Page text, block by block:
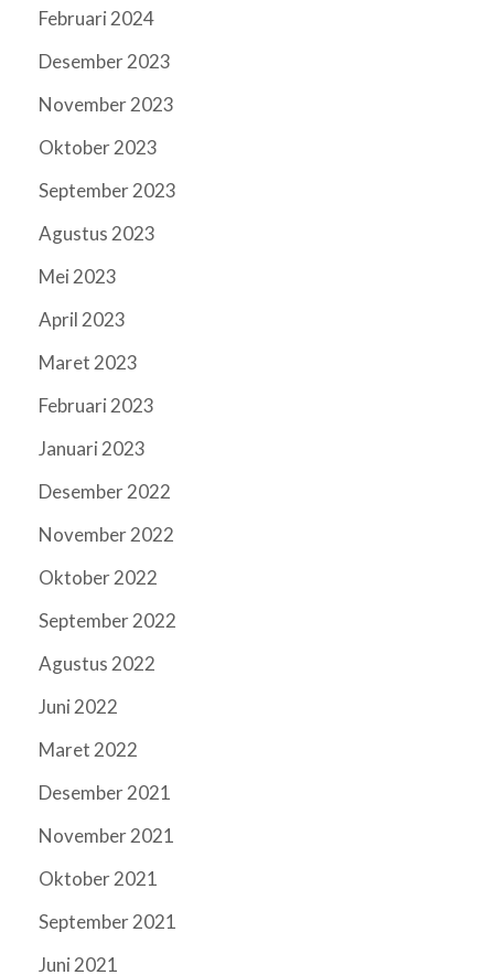
Februari 2024
Desember 2023
November 2023
Oktober 2023
September 2023
Agustus 2023
Mei 2023
April 2023
Maret 2023
Februari 2023
Januari 2023
Desember 2022
November 2022
Oktober 2022
September 2022
Agustus 2022
Juni 2022
Maret 2022
Desember 2021
November 2021
Oktober 2021
September 2021
Juni 2021